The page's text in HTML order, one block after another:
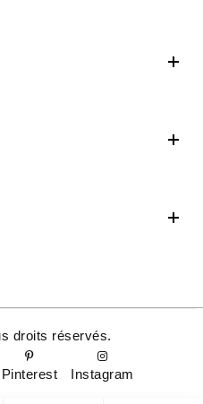
droits réservés.
Pinterest Instagram